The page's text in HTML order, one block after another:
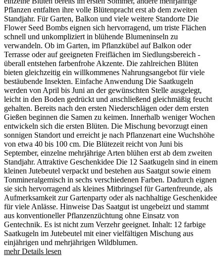
Pflanzen entfalten ihre volle Blütenpracht erst ab dem zweiten
Standjahr. Für Garten, Balkon und viele weitere Standorte Die
Flower Seed Bombs eignen sich hervorragend, um triste Flächen
schnell und unkompliziert in blühende Blumeninseln zu
verwandeln. Ob im Garten, im Pflanzkübel auf Balkon oder
Terrasse oder auf geeigneten Freiflächen im Siedlungsbereich -
überall entstehen farbenfrohe Akzente. Die zahlreichen Blüten
bieten gleichzeitig ein willkommenes Nahrungsangebot für viele
bestäubende Insekten. Einfache Anwendung Die Saatkugeln
werden von April bis Juni an der gewünschten Stelle ausgelegt,
leicht in den Boden gedrückt und anschließend gleichmäßig feucht
gehalten. Bereits nach den ersten Niederschlägen oder dem ersten
Gießen beginnen die Samen zu keimen. Innerhalb weniger Wochen
entwickeln sich die ersten Blüten. Die Mischung bevorzugt einen
sonnigen Standort und erreicht je nach Pflanzenart eine Wuchshöhe
von etwa 40 bis 100 cm. Die Blütezeit reicht von Juni bis
September, einzelne mehrjährige Arten blühen erst ab dem zweiten
Standjahr. Attraktive Geschenkidee Die 12 Saatkugeln sind in einem
kleinen Jutebeutel verpackt und bestehen aus Saatgut sowie einem
Tonmineralgemisch in sechs verschiedenen Farben. Dadurch eignen
sie sich hervorragend als kleines Mitbringsel für Gartenfreunde, als
Aufmerksamkeit zur Gartenparty oder als nachhaltige Geschenkidee
für viele Anlässe. Hinweise Das Saatgut ist ungebeizt und stammt
aus konventioneller Pflanzenzüchtung ohne Einsatz von
Gentechnik. Es ist nicht zum Verzehr geeignet. Inhalt: 12 farbige
Saatkugeln im Jutebeutel mit einer vielfältigen Mischung aus
einjährigen und mehrjährigen Wildblumen.
mehr Details lesen